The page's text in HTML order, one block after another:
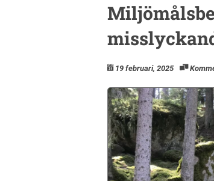
19 februari, 2025